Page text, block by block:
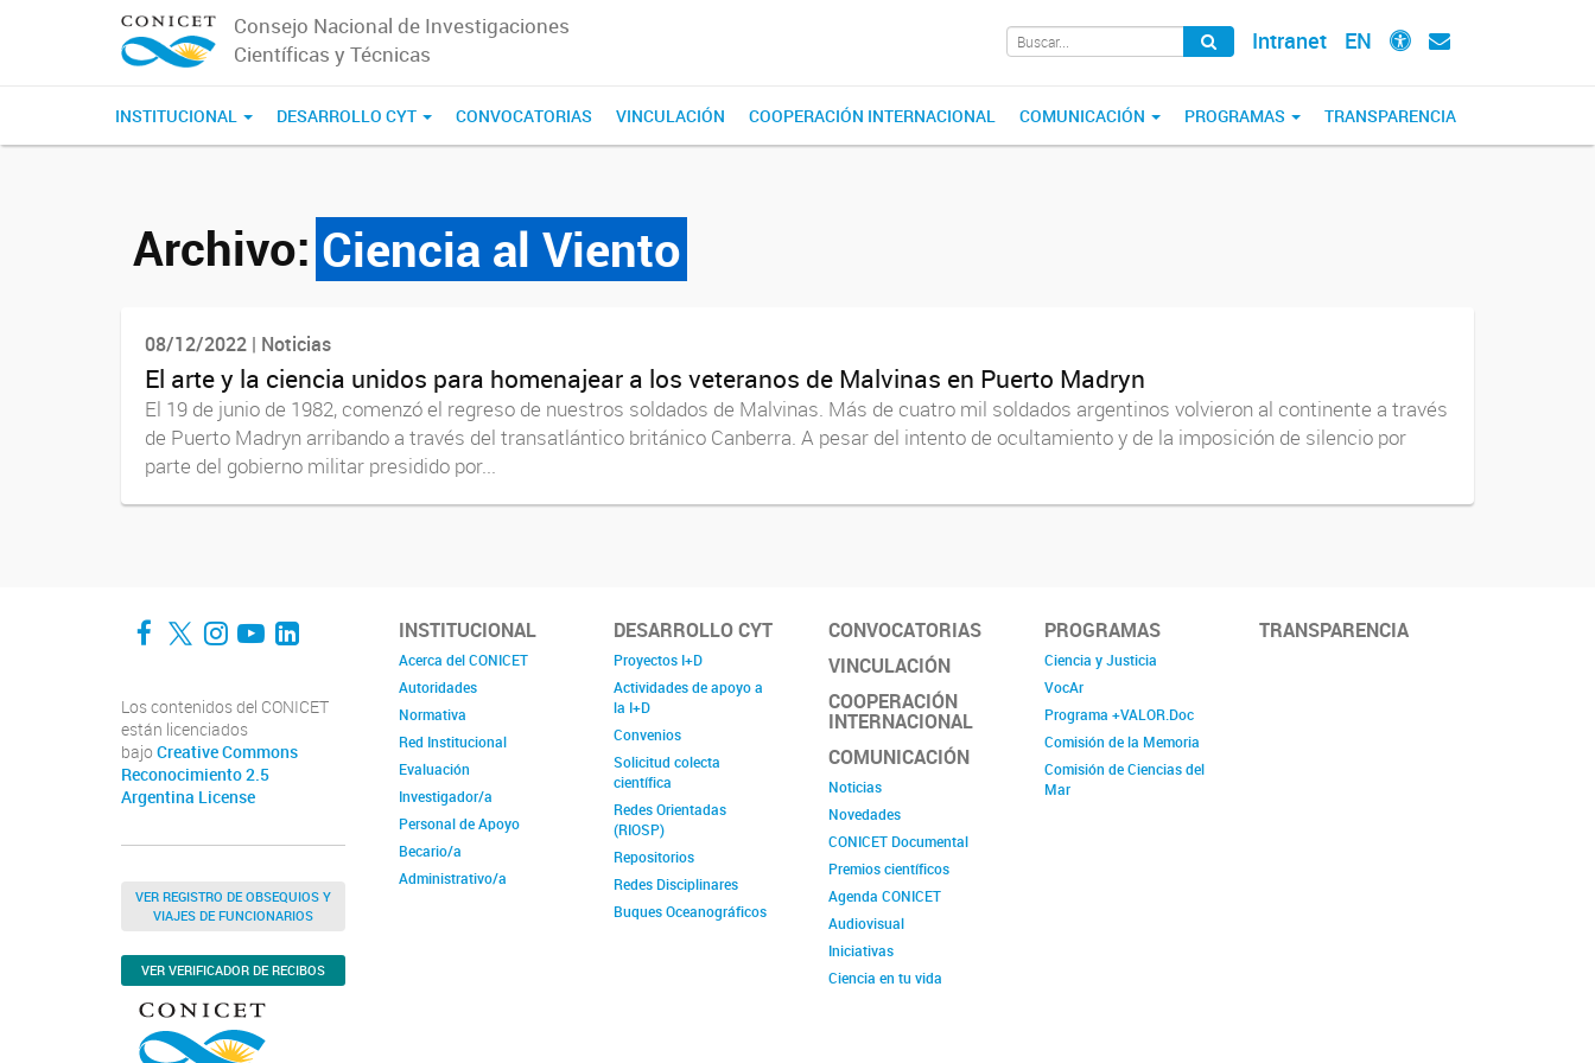
Consejo Nacional de Investigaciones
Científicas y Técnicas
Intranet EN
INSTITUCIONAL DESARROLLO CYT CONVOCATORIAS VINCULACIÓN COOPERACIÓN INTERNACIONAL COMUNICACIÓN PROGRAMAS TRANSPARENCIA
Archivo: Ciencia al Viento
08/12/2022 | Noticias
El arte y la ciencia unidos para homenajear a los veteranos de Malvinas en Puerto Madryn
El 19 de junio de 1982, comenzó el regreso de nuestros soldados de Malvinas. Más de cuatro mil soldados argentinos volvieron al continente a través
de Puerto Madryn arribando a través del transatlántico británico Canberra. A pesar del intento de ocultamiento y de la imposición de silencio por
parte del gobierno militar presidido por...
Facebook
Twitter
Instagram
YouTube
LinkedIn
Los contenidos del CONICET
están licenciados
bajo Creative Commons
Reconocimiento 2.5
Argentina License
VER REGISTRO DE OBSEQUIOS Y
VIAJES DE FUNCIONARIOS
VER VERIFICADOR DE RECIBOS
INSTITUCIONAL
Acerca del CONICET
Autoridades
Normativa
Red Institucional
Evaluación
Investigador/a
Personal de Apoyo
Becario/a
Administrativo/a
DESARROLLO CYT
Proyectos I+D
Actividades de apoyo a
la I+D
Convenios
Solicitud colecta
científica
Redes Orientadas
(RIOSP)
Repositorios
Redes Disciplinares
Buques Oceanográficos
CONVOCATORIAS
VINCULACIÓN
COOPERACIÓN
INTERNACIONAL
COMUNICACIÓN
Noticias
Novedades
CONICET Documental
Premios científicos
Agenda CONICET
Audiovisual
Iniciativas
Ciencia en tu vida
PROGRAMAS
Ciencia y Justicia
VocAr
Programa +VALOR.Doc
Comisión de la Memoria
Comisión de Ciencias del
Mar
TRANSPARENCIA